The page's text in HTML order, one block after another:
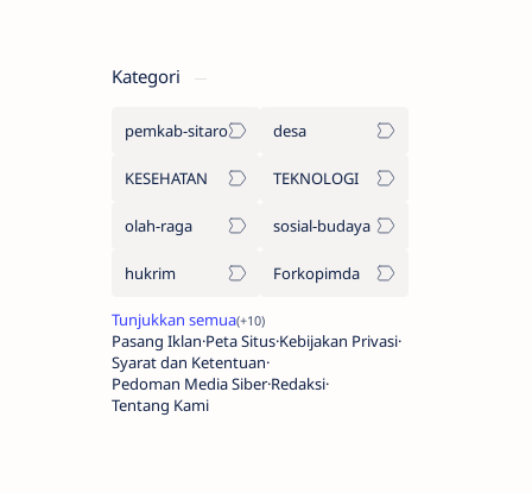
Kategori
pemkab-sitaro desa
KESEHATAN TEKNOLOGI
olah-raga sosial-budaya
hukrim Forkopimda
Pasang Iklan Peta Situs Kebijakan Privasi
Syarat dan Ketentuan
Pedoman Media Siber Redaksi
Tentang Kami